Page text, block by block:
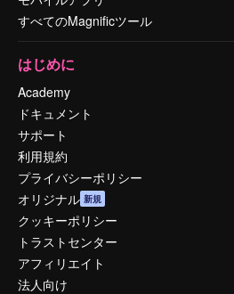
すべてのMagnificツール
はじめに
Academy
ドキュメント
サポート
利用規約
プライバシーポリシー
オリジナル 新規
クッキーポリシー
トラストセンター
アフィリエイト
法人向け